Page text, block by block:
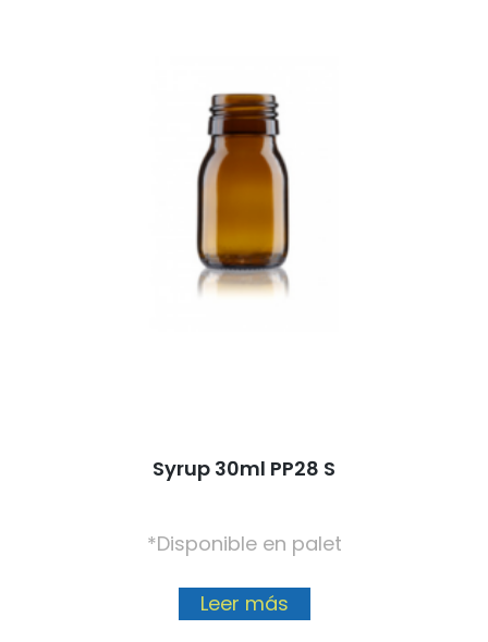
Syrup 30ml PP28 S
*Disponible en palet
Leer más